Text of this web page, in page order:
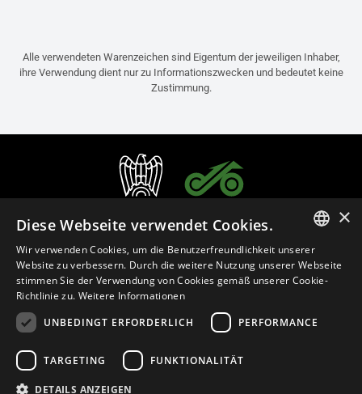
Alle verwendeten Warenzeichen sind Eigentum der jeweiligen Inhaber,
ihre Verwendung dient nur zu Informationszwecken und bedeutet keine
Zustimmung.
Deutsch (Deutschland)
ITALIAN
ENGLISH
×
Diese Webseite verwendet Cookies.
Wir verwenden Cookies, um die Benutzerfreundlichkeit unserer
Website zu verbessern. Durch die weitere Nutzung unserer Webseite
stimmen Sie der Verwendung von Cookies gemäß unserer Cookie-
Richtlinie zu. Weitere Informationen
UNBEDINGT ERFORDERLICH
PERFORMANCE
TARGETING FUNKTIONALITÄT
DETAILS ANZEIGEN